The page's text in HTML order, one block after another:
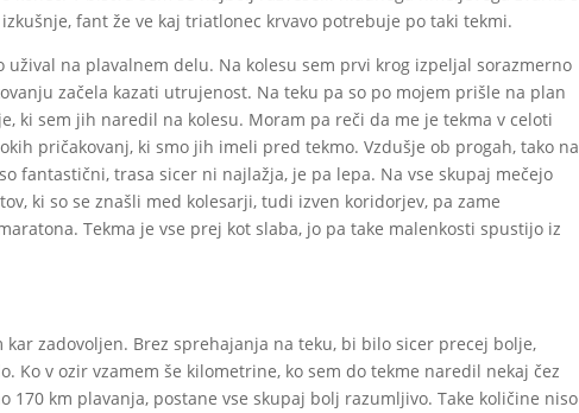
fant že ve kaj triatlonec krvavo potrebuje po taki tekmi.
užival na plavalnem delu. Na kolesu sem prvi krog izpeljal sorazmerno
začela kazati utrujenost. Na teku pa so po mojem prišle na plan
ki sem jih naredil na kolesu. Moram pa reči da me je tekma v celoti
pričakovanj, ki smo jih imeli pred tekmo. Vzdušje ob progah, tako na
fantastični, trasa sicer ni najlažja, je pa lepa. Na vse skupaj mečejo
ki so se znašli med kolesarji, tudi izven koridorjev, pa zame
Tekma je vse prej kot slaba, jo pa take malenkosti spustijo iz
zadovoljen. Brez sprehajanja na teku, bi bilo sicer precej bolje,
Ko v ozir vzamem še kilometrine, ko sem do tekme naredil nekaj čez
170 km plavanja, postane vse skupaj bolj razumljivo. Take količine niso